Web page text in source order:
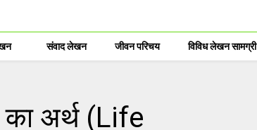
संवाद लेखन जीवन परिचय विविध लेखन सामग्री
का अर्थ (Life